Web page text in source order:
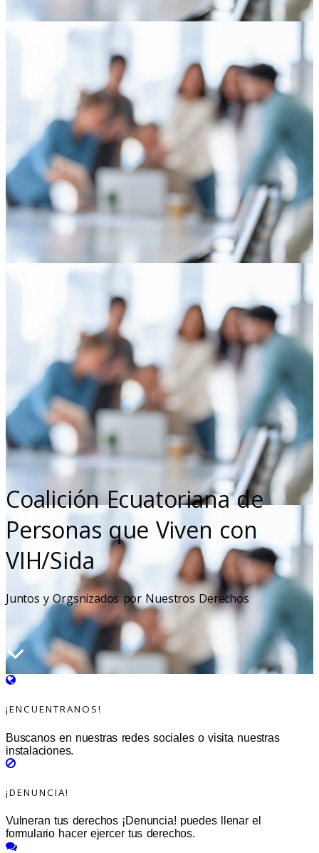
Coalición Ecuatoriana de
Personas que Viven con
VIH/Sida
Juntos y Orgsnizados por Nuestros Derechos
¡ENCUENTRANOS!
Buscanos en nuestras redes sociales o visita nuestras
instalaciones.
¡DENUNCIA!
Vulneran tus derechos ¡Denuncia! puedes llenar el
formulario hacer ejercer tus derechos.